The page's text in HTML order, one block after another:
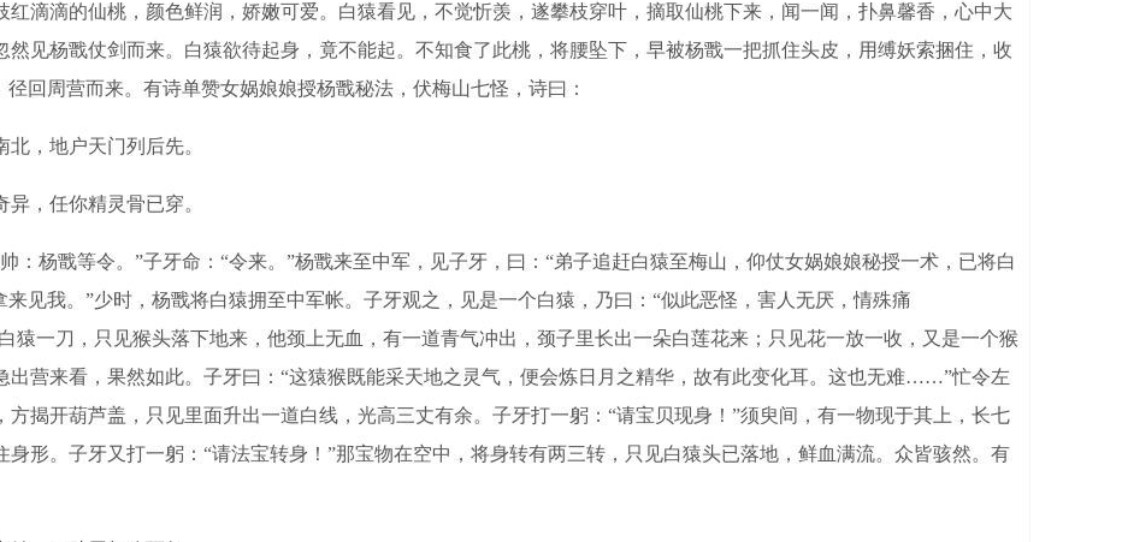
滴滴的仙桃，颜色鲜润，娇嫩可爱。白猿看见，不觉忻羡，遂攀枝穿叶，摘取仙桃下来，闻一闻，扑鼻馨香，心中大
见杨戬仗剑而来。白猿欲待起身，竟不能起。不知食了此桃，将腰坠下，早被杨戬一把抓住头皮，用缚妖索捆住，收
回周营而来。有诗单赞女娲娘娘授杨戬秘法，伏梅山七怪，诗曰：
，地户天门列后先。
，任你精灵骨已穿。
杨戬等令。”子牙命：“令来。”杨戬来至中军，见子牙，曰：“弟子追赶白猿至梅山，仰仗女娲娘娘秘授一术，已将白
见我。”少时，杨戬将白猿拥至中军帐。子牙观之，见是一个白猿，乃曰：“似此恶怪，害人无厌，情殊痛
猿一刀，只见猴头落下地来，他颈上无血，有一道青气冲出，颈子里长出一朵白莲花来；只见花一放一收，又是一个猴
出营来看，果然如此。子牙曰：“这猿猴既能采天地之灵气，便会炼日月之精华，故有此变化耳。这也无难……”忙令左
揭开葫芦盖，只见里面升出一道白线，光高三丈有余。子牙打一躬：“请宝贝现身！”须臾间，有一物现于其上，长七
形。子牙又打一躬：“请法宝转身！”那宝物在空中，将身转有两三转，只见白猿头已落地，鲜血满流。众皆骇然。有